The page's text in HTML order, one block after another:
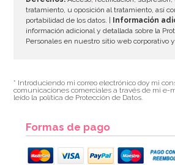
tratamiento, u oposición al tratamiento, así
portabilidad de los datos. |
Información
información adicional y detallada sobre la
Personales en nuestro sitio web corporativo y
* Introduciendo mi correo electrónico doy mi
comunicaciones comerciales a través de mi e-
leído la política de Protección de Datos.
Formas de pago